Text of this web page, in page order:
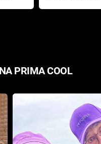
přichází s
PRIMA COOL